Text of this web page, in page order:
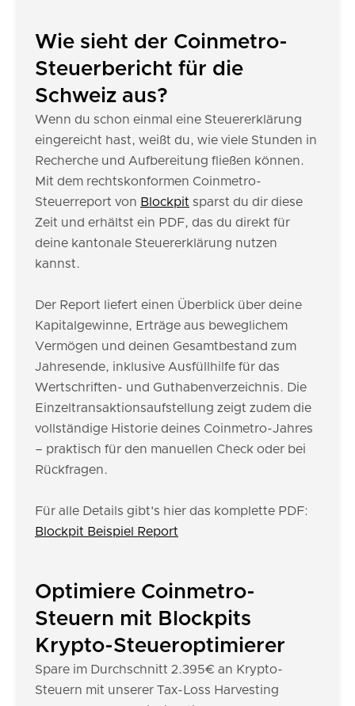
Wie sieht der Coinmetro-
Steuerbericht für die
Schweiz aus?
Wenn du schon einmal eine Steuererklärung
eingereicht hast, weißt du, wie viele Stunden in
Recherche und Aufbereitung fließen können.
Mit dem rechtskonformen Coinmetro-
Steuerreport von Blockpit sparst du dir diese
Zeit und erhältst ein PDF, das du direkt für
deine kantonale Steuererklärung nutzen
kannst.
Der Report liefert einen Überblick über deine
Kapitalgewinne, Erträge aus beweglichem
Vermögen und deinen Gesamtbestand zum
Jahresende, inklusive Ausfüllhilfe für das
Wertschriften- und Guthabenverzeichnis. Die
Einzeltransaktionsaufstellung zeigt zudem die
vollständige Historie deines Coinmetro-Jahres
– praktisch für den manuellen Check oder bei
Rückfragen.
Für alle Details gibt's hier das komplette PDF:
Blockpit Beispiel Report
Optimiere Coinmetro-
Steuern mit Blockpits
Krypto-Steueroptimierer
Spare im Durchschnitt 2.395€ an Krypto-
Steuern mit unserer Tax-Loss Harvesting